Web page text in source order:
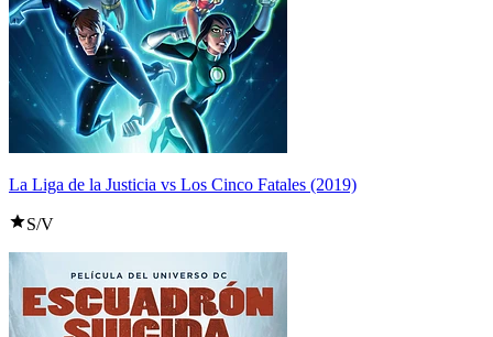
La Liga de la Justicia vs Los Cinco Fatales (2019)
S/V